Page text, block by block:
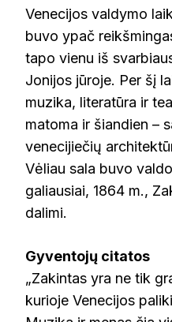
Venecijos valdymo
buvo ypač
tapo vienu iš
Jonijos jūroje. Per šį
muzika, literatūra ir
matoma ir šiandien –
venecijiečių
Vėliau sala buvo
galiausiai, 1864 m.,
dalimi.
Gyventojų citatos
„Zakintas yra ne tik
kurioje Venecijos